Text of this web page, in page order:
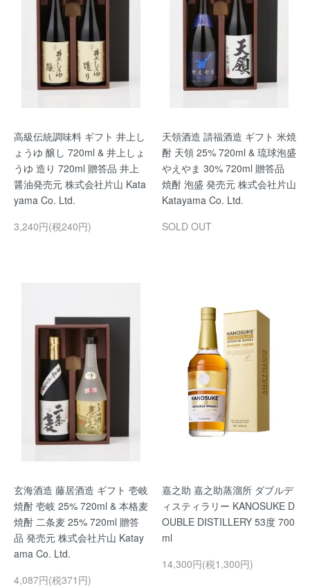
高級伝統調味料 ギフト 井上し
ょうゆ 醸し 720ml & 井上しょ
うゆ 造り 720ml 贈答品 井上
醤油発売元 株式会社片山 Kata
yama Co. Ltd.
3,240円(税240円)
天領酒造 請福酒造 ギフト 米焼
酎 天領 25% 720ml & 琉球泡盛
やえやま 30% 720ml 贈答品
焼酎 泡盛 発売元 株式会社片山
Katayama Co. Ltd.
SOLD OUT
玄海酒造 藤居酒造 ギフト 壱岐
焼酎 壱岐 25% 720ml & 本格麦
焼酎 二条麦 25% 720ml 贈答
品 発売元 株式会社片山 Katay
ama Co. Ltd.
4,087円(税371円)
嘉之助 嘉之助蒸溜所 ダブルデ
ィスティラリー KANOSUKE D
OUBLE DISTILLERY 53度 700
ml
14,300円(税1,300円)